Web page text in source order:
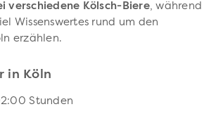
verschiedene Kölsch-Biere, während
Wissenswertes rund um den
erzählen.
in Köln
Stunden